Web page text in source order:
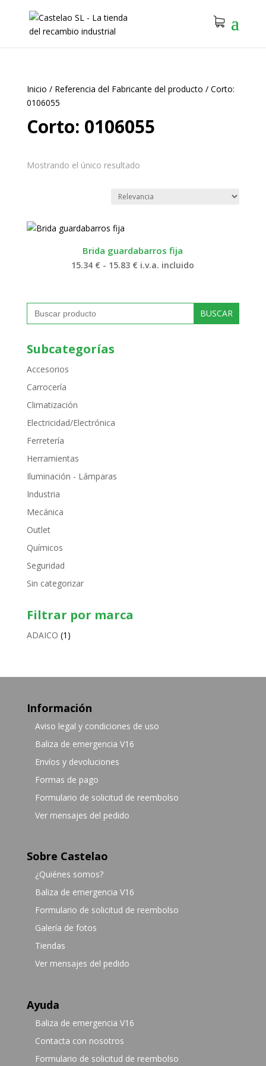
Inicio / Referencia del Fabricante del producto / Corto:
0106055
Corto: 0106055
Mostrando el único resultado
Brida guardabarros fija
15.34 € - 15.83 € Rango
15.34 €
15.83 €
i.v.a. incluido
Buscar:
Subcategorías
Accesorios
Carrocería
Climatización
Electricidad/Electrónica
Ferretería
Herramientas
Iluminación - Lámparas
Industria
Mecánica
Outlet
Químicos
Seguridad
Sin categorizar
Filtrar por marca
ADAICO (1)
Información
Aviso legal y condiciones de uso
Baliza de emergencia V16
Envíos y devoluciones
Formas de pago
Formulario de solicitud de reembolso
Ver mensajes del pedido
Sobre Castelao
¿Quiénes somos?
Baliza de emergencia V16
Formulario de solicitud de reembolso
Galería de fotos
Tiendas
Ver mensajes del pedido
Ayuda
Baliza de emergencia V16
Contacta con nosotros
Formulario de solicitud de reembolso